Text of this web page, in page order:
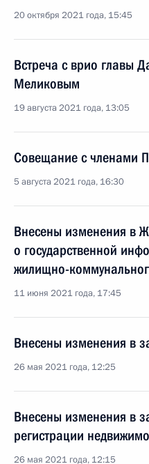
20 октября 2021 года, 15:45
Встреча с врио главы
Меликовым
19 августа 2021 года, 13:05
Совещание с членами
5 августа 2021 года, 16:30
Внесены изменения в
о государственной
жилищно-
11 июня 2021 года, 17:45
Внесены изменения в
26 мая 2021 года, 12:25
Внесены изменения в
регистрации
26 мая 2021 года, 12:15